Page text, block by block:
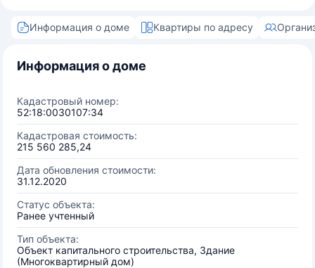
Информация о доме Квартиры по адресу
Информация о доме
Кадастровый номер:
52:18:0030107:34
Кадастровая стоимость:
215 560 285,24
Дата обновления стоимости:
31.12.2020
Статус объекта:
Ранее учтенный
Тип объекта:
Объект капитального строительства, Здание
(Многоквартирный дом)